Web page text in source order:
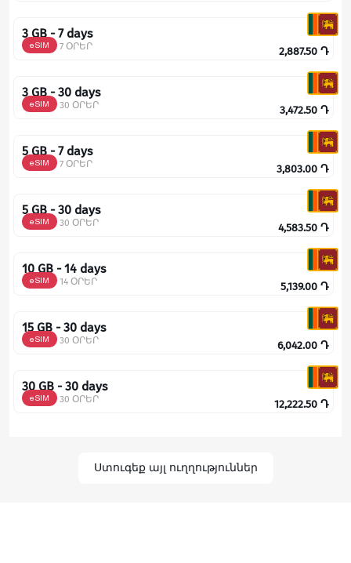
3 GB - 7 days
eSIM 7 ՕՐԵՐ 2,887.50 Դ
3 GB - 30 days
eSIM 30 ՕՐԵՐ 3,472.50 Դ
5 GB - 7 days
eSIM 7 ՕՐԵՐ 3,803.00 Դ
5 GB - 30 days
eSIM 30 ՕՐԵՐ 4,583.50 Դ
10 GB - 14 days
eSIM 14 ՕՐԵՐ 5,139.00 Դ
15 GB - 30 days
eSIM 30 ՕՐԵՐ 6,042.00 Դ
30 GB - 30 days
eSIM 30 ՕՐԵՐ 12,222.50 Դ
Ստուգեք այլ ուղղություններ